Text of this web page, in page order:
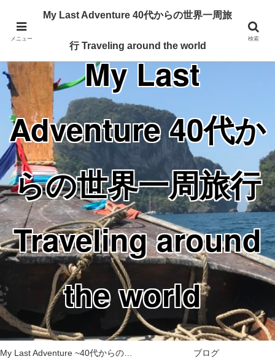
Traveling around the world from my 40's
My Last
Adventure 40代か
らの世界一周旅行
Traveling around
the world
My Last Adventure ~40代からの世界一周旅行記~ ブログ
メニュー
My Last Adventure 40代からの世界一周旅
行 Traveling around the world
検索